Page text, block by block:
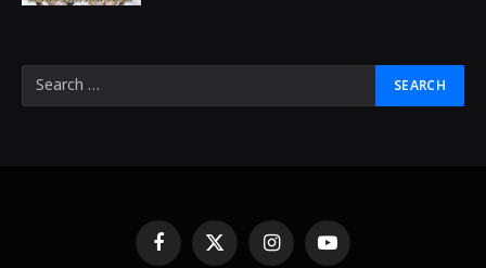
FacebookX
InstagramYouTube